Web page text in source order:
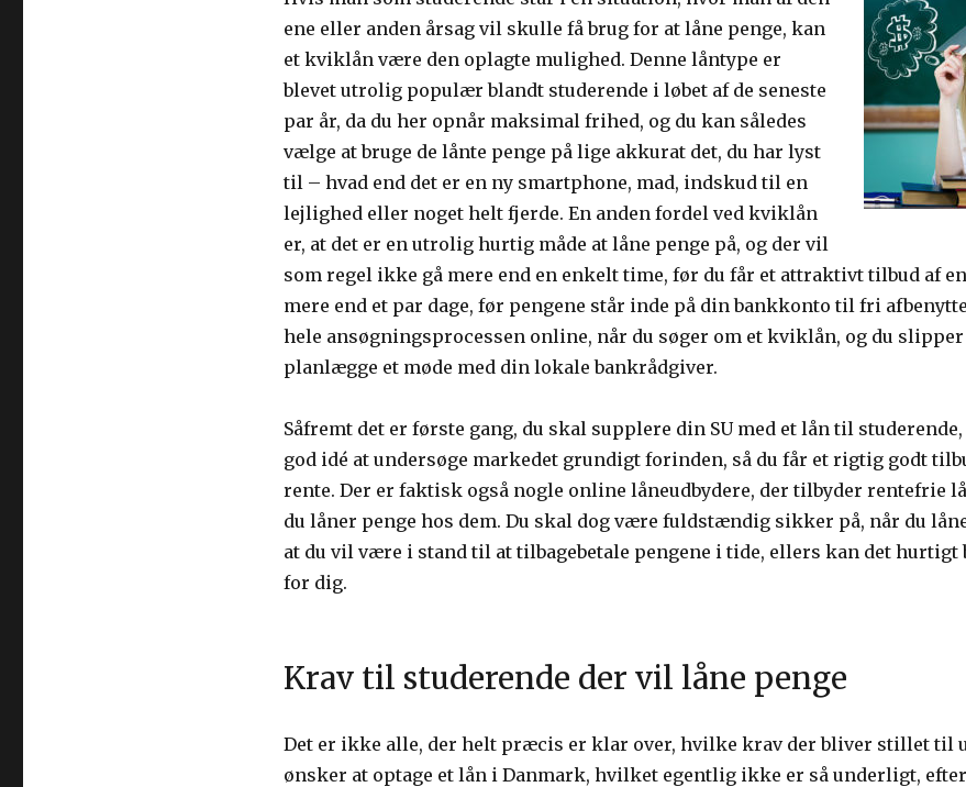
ene eller anden årsag vil skulle få brug for at låne penge, kan
et kviklån være den oplagte mulighed. Denne låntype er
blevet utrolig populær blandt studerende i løbet af de seneste
par år, da du her opnår maksimal frihed, og du kan således
vælge at bruge de lånte penge på lige akkurat det, du har lyst
til – hvad end det er en ny smartphone, mad, indskud til en
lejlighed eller noget helt fjerde. En anden fordel ved kviklån
er, at det er en utrolig hurtig måde at låne penge på, og der vil
som regel ikke gå mere end en enkelt time, før du får et attraktivt tilbud af
mere end et par dage, før pengene står inde på din bankkonto til fri
hele ansøgningsprocessen online, når du søger om et kviklån, og du
planlægge et møde med din lokale bankrådgiver.
Såfremt det er første gang, du skal supplere din SU med et lån til
god idé at undersøge markedet grundigt forinden, så du får et rigtig godt
rente. Der er faktisk også nogle online låneudbydere, der tilbyder rentefrie
du låner penge hos dem. Du skal dog være fuldstændig sikker på, når du
at du vil være i stand til at tilbagebetale pengene i tide, ellers kan det
for dig.
Krav til studerende der vil låne penge
Det er ikke alle, der helt præcis er klar over, hvilke krav der bliver stillet til
ønsker at optage et lån i Danmark, hvilket egentlig ikke er så underligt,